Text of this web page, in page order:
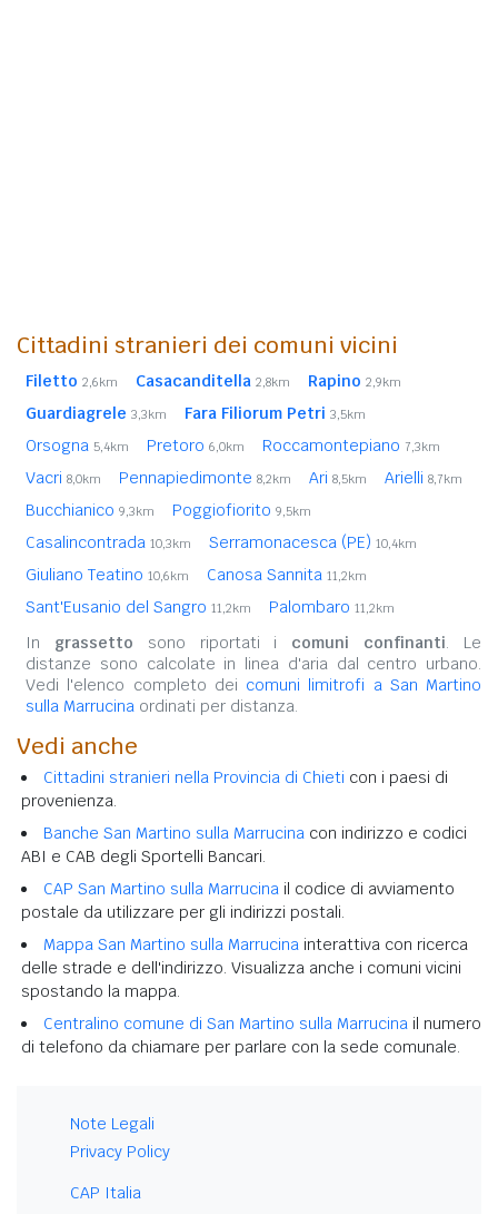
Cittadini stranieri dei comuni vicini
Filetto 2,6km Casacanditella 2,8km Rapino 2,9km
Guardiagrele 3,3km Fara Filiorum Petri 3,5km
Orsogna 5,4km Pretoro 6,0km Roccamontepiano 7,3km
Vacri 8,0km Pennapiedimonte 8,2km Ari 8,5km Arielli 8,7km
Bucchianico 9,3km Poggiofiorito 9,5km
Casalincontrada 10,3km Serramonacesca (PE) 10,4km
Giuliano Teatino 10,6km Canosa Sannita 11,2km
Sant'Eusanio del Sangro 11,2km Palombaro 11,2km
In grassetto sono riportati i comuni confinanti. Le
distanze sono calcolate in linea d'aria dal centro urbano.
Vedi l'elenco completo dei comuni limitrofi a San Martino
sulla Marrucina ordinati per distanza.
Vedi anche
Cittadini stranieri nella Provincia di Chieti con i paesi di
provenienza.
Banche San Martino sulla Marrucina con indirizzo e codici
ABI e CAB degli Sportelli Bancari.
CAP San Martino sulla Marrucina il codice di avviamento
postale da utilizzare per gli indirizzi postali.
Mappa San Martino sulla Marrucina interattiva con ricerca
delle strade e dell'indirizzo. Visualizza anche i comuni vicini
spostando la mappa.
Centralino comune di San Martino sulla Marrucina il numero
di telefono da chiamare per parlare con la sede comunale.
Note Legali
Privacy Policy
CAP Italia